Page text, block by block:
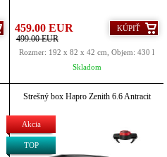
459.00 EUR
499.00 EUR
KÚPIŤ
Rozmer: 192 x 82 x 42 cm, Objem: 430 l
Skladom
Akcia
TOP
Strešný box Hapro Zenith 6.6 Antracit